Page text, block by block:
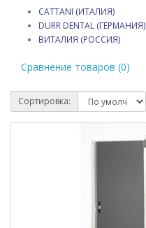
CATTANI (ИТАЛИЯ)
DURR DENTAL (ГЕРМАНИЯ)
ВИТАЛИЯ (РОССИЯ)
Сравнение товаров (0)
Сортировка: